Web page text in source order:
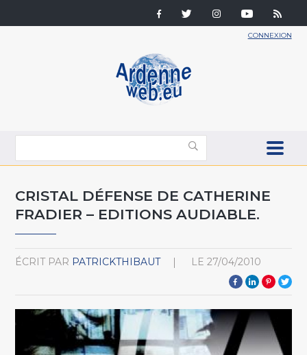
CONNEXION
CRISTAL DÉFENSE DE CATHERINE
FRADIER – EDITIONS AUDIABLE.
ÉCRIT PAR PATRICKTHIBAUT LE 27/04/2010